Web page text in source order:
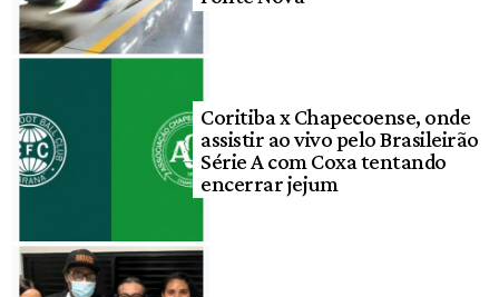
Coritiba x Chapecoense, onde
assistir ao vivo pelo Brasileirão
Série A com Coxa tentando
encerrar jejum